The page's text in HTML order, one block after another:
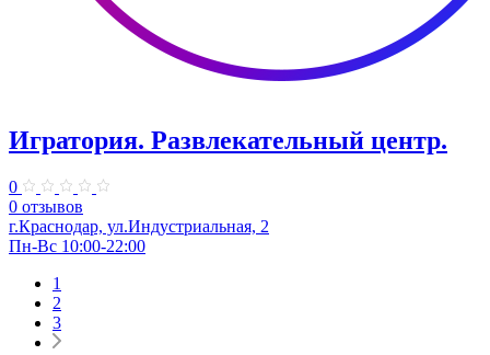
Игратория. Развлекательный центр.
0
0 отзывов
г.Краснодар, ул.Индустриальная, 2
Пн-Вс 10:00-22:00
1
2
3